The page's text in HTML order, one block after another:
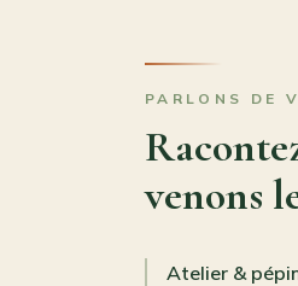
PARLONS DE
venons
Atelier &